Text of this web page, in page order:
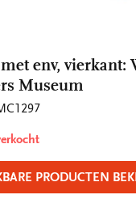
env, vierkant:
Museum
PRODUCTEN